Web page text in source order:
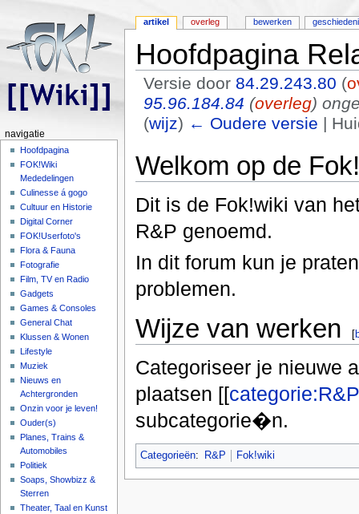
Hoofdpagina
Versie door 84.29.243.80 (
95.96.184.84 (overleg)
(wijz) ← Oudere versie |
Welkom op de
Dit is de Fok!wiki van
R&P genoemd.
In dit forum kun je
problemen.
Wijze van werken [
Categoriseer je nieuwe
plaatsen [[categorie:R&P
subcategorie�n.
Categorieën: R&P Fok!wiki
artikel overleg bewerken
navigatie
Hoofdpagina
FOK!Wiki
Mededelingen
Culinesse á gogo
Cultuur en Historie
Digital Corner
FOK!Userfoto's
Flora & Fauna
Fotografie
Film, TV en Radio
Gadgets
Games & Consoles
General Chat
Klussen & Wonen
Lifestyle
Muziek
Nieuws en
Achtergronden
Onzin voor je leven!
Ouder(s)
Planes, Trains &
Automobiles
Politiek
Soaps, Showbizz &
Sterren
Theater, Taal en Kunst